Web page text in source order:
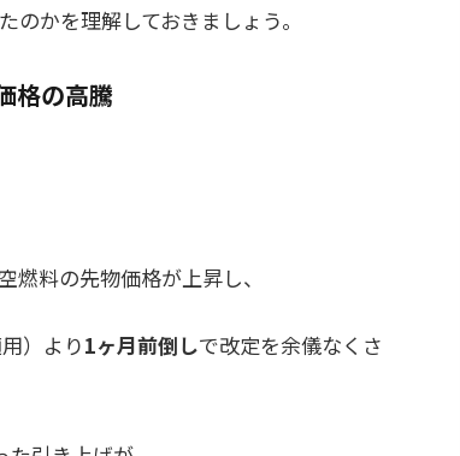
かを理解しておきましょう。
格の高騰
燃料の先物価格が上昇し、
）より1ヶ月前倒しで改定を余儀なくさ